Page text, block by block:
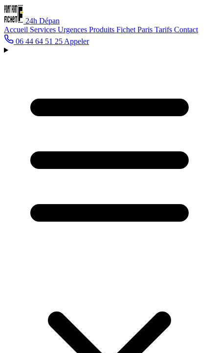
24h Dépan
Accueil Services Urgences Produits Fichet Paris Tarifs Contact
06 44 64 51 25 Appeler